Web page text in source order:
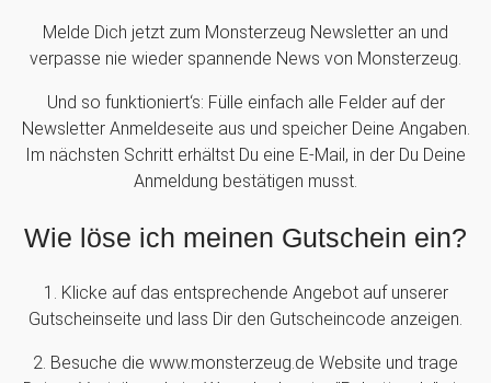
Melde Dich jetzt zum Monsterzeug Newsletter an und
verpasse nie wieder spannende News von Monsterzeug.
Und so funktioniert‘s: Fülle einfach alle Felder auf der
Newsletter Anmeldeseite aus und speicher Deine Angaben.
Im nächsten Schritt erhältst Du eine E-Mail, in der Du Deine
Anmeldung bestätigen musst.
Wie löse ich meinen Gutschein ein?
1. Klicke auf das entsprechende Angebot auf unserer
Gutscheinseite und lass Dir den Gutscheincode anzeigen.
2. Besuche die www.monsterzeug.de Website und trage